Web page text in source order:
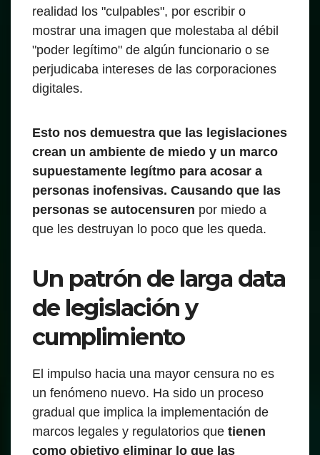
realidad los "culpables", por escribir o
mostrar una imagen que molestaba al débil
"poder legítimo" de algún funcionario o se
perjudicaba intereses de las corporaciones
digitales.
Esto nos demuestra que las legislaciones
crean un ambiente de miedo y un marco
supuestamente legítmo para acosar a
personas inofensivas. Causando que las
personas se autocensuren por miedo a
que les destruyan lo poco que les queda.
Un patrón de larga data
de legislación y
cumplimiento
El impulso hacia una mayor censura no es
un fenómeno nuevo. Ha sido un proceso
gradual que implica la implementación de
marcos legales y regulatorios que tienen
como objetivo eliminar lo que las